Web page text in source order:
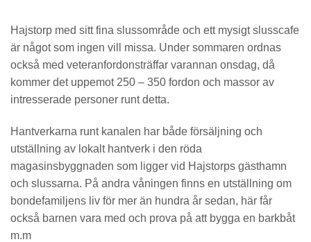
Hajstorp med sitt fina slussområde och ett mysigt slusscafe
är något som ingen vill missa. Under sommaren ordnas
också med veteranfordonsträffar varannan onsdag, då
kommer det uppemot 250 – 350 fordon och massor av
intresserade personer runt detta.
Hantverkarna runt kanalen har både försäljning och
utställning av lokalt hantverk i den röda
magasinsbyggnaden som ligger vid Hajstorps gästhamn
och slussarna. På andra våningen finns en utställning om
bondefamiljens liv för mer än hundra år sedan, här får
också barnen vara med och prova på att bygga en barkbåt
m.m